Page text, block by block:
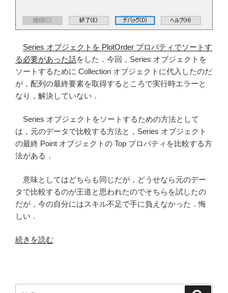
る”
Series オブジェクトを PlotOrder プロパティでソートす
る必要があった話をした．今回，Series オブジェクトを
ソートするために Collection オブジェクトに代入したのだ
が，配列の最終要素を取得するところで実行時エラーと
なり，解決していない．
Series オブジェクトをソートするための方法として
は，元のデータで比較する方法と，Series オブジェクト
の最終 Point オブジェクトの Top プロパティを比較する方
法がある．
意味としてはどちらも同じだが，どうせなら元のデー
タで比較するのが王道と思われたのでそちらを試したの
だが，今の自分にはスキル不足で手に負えなかった．悔
しい．
“EXCEL
オ
続きを読む